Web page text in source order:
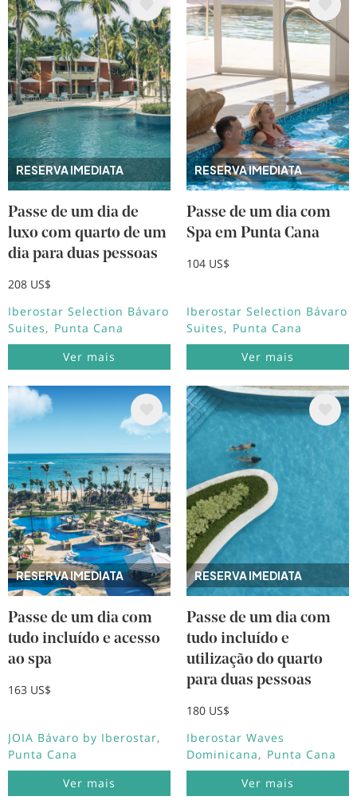
RESERVA IMEDIATA
Imagem
Passe de um dia de
luxo com quarto de um
dia para duas pessoas
208 US$
Iberostar Selection Bávaro
Suites
Punta Cana
Ver mais
RESERVA IMEDIATA
Imagem
Passe de um dia com
Spa em Punta Cana
104 US$
Iberostar Selection Bávaro
Suites
Punta Cana
Ver mais
RESERVA IMEDIATA
Imagem
Passe de um dia com
tudo incluído e acesso
ao spa
163 US$
JOIA Bávaro by Iberostar
Punta Cana
Ver mais
RESERVA IMEDIATA
Imagem
Passe de um dia com
tudo incluído e
utilização do quarto
para duas pessoas
180 US$
Iberostar Waves
Dominicana
Punta Cana
Ver mais